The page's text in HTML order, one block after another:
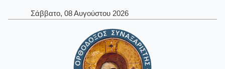
Σάββατο, 08 Αυγούστου 2026